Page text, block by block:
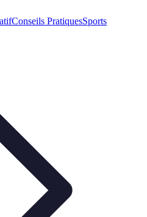
Conseils PratiquesSports